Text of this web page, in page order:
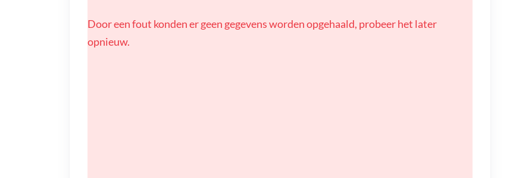
Door een fout konden er geen gegevens worden opgehaald, probeer het later
opnieuw.